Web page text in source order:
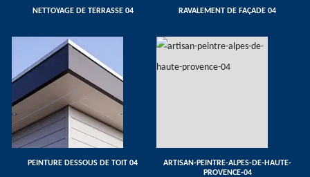
NETTOYAGE DE TERRASSE 04 RAVALEMENT DE FAÇADE 04
PEINTURE DESSOUS DE TOIT 04
ARTISAN-PEINTRE-ALPES-DE-HAUTE-
PROVENCE-04